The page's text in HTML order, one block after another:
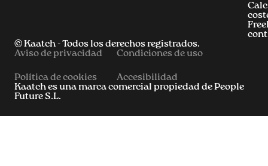
© Kaatch - Todos los derechos registrados.
Aviso de privacidad
Condiciones de uso
Política de cookies
Accesibilidad
Kaatch es una marca comercial propiedad de People
Future S.L.